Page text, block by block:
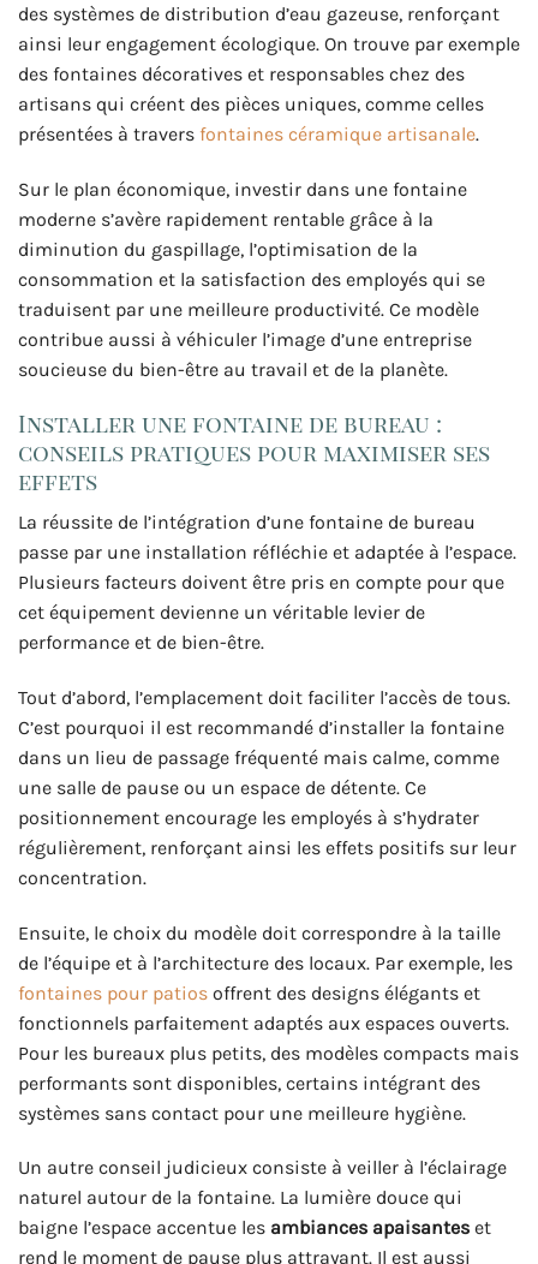
des systèmes de distribution d’eau gazeuse, renforçant
ainsi leur engagement écologique. On trouve par exemple
des fontaines décoratives et responsables chez des
artisans qui créent des pièces uniques, comme celles
présentées à travers fontaines céramique artisanale.
Sur le plan économique, investir dans une fontaine
moderne s’avère rapidement rentable grâce à la
diminution du gaspillage, l’optimisation de la
consommation et la satisfaction des employés qui se
traduisent par une meilleure productivité. Ce modèle
contribue aussi à véhiculer l’image d’une entreprise
soucieuse du bien-être au travail et de la planète.
Installer une fontaine de bureau :
conseils pratiques pour maximiser ses
effets
La réussite de l’intégration d’une fontaine de bureau
passe par une installation réfléchie et adaptée à l’espace.
Plusieurs facteurs doivent être pris en compte pour que
cet équipement devienne un véritable levier de
performance et de bien-être.
Tout d’abord, l’emplacement doit faciliter l’accès de tous.
C’est pourquoi il est recommandé d’installer la fontaine
dans un lieu de passage fréquenté mais calme, comme
une salle de pause ou un espace de détente. Ce
positionnement encourage les employés à s’hydrater
régulièrement, renforçant ainsi les effets positifs sur leur
concentration.
Ensuite, le choix du modèle doit correspondre à la taille
de l’équipe et à l’architecture des locaux. Par exemple, les
fontaines pour patios offrent des designs élégants et
fonctionnels parfaitement adaptés aux espaces ouverts.
Pour les bureaux plus petits, des modèles compacts mais
performants sont disponibles, certains intégrant des
systèmes sans contact pour une meilleure hygiène.
Un autre conseil judicieux consiste à veiller à l’éclairage
naturel autour de la fontaine. La lumière douce qui
baigne l’espace accentue les ambiances apaisantes et
rend le moment de pause plus attrayant. Il est aussi